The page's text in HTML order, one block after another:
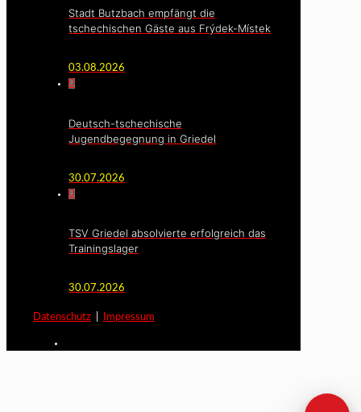
Stadt Butzbach empfängt die
tschechischen Gäste aus Frýdek-Místek
03.08.2026
0
Deutsch-tschechische
Jugendbegegnung in Griedel
30.07.2026
0
TSV Griedel absolvierte erfolgreich das
Trainingslager
30.07.2026
Datenschutz Impressum